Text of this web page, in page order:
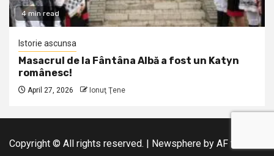
4 min read
Istorie ascunsa
Masacrul de la Fântâna Albă a fost un Katyn
românesc!
April 27, 2026 Ionuţ Ţene
Copyright © All rights reserved. Newsphere by AF themes.